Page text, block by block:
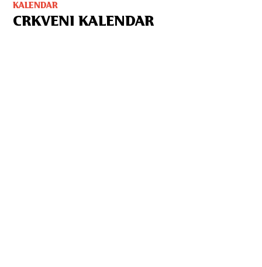
KALENDAR
CRKVENI KALENDAR